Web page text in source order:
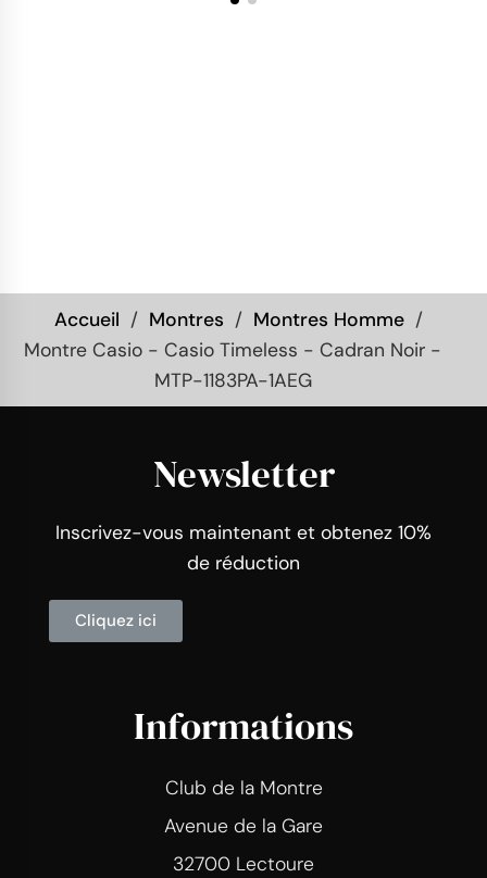
Accueil Montres
Montres Homme
Montre Casio - Casio Timeless - Cadran Noir -
MTP-1183PA-1AEG
Newsletter
Inscrivez-vous maintenant et obtenez 10%
de réduction
Cliquez ici
Informations
Club de la Montre
Avenue de la Gare
32700 Lectoure